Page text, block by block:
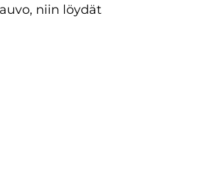
niin löydät